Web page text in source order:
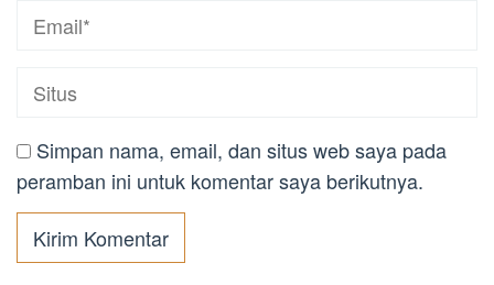
Simpan nama, email, dan situs web saya pada
peramban ini untuk komentar saya berikutnya.